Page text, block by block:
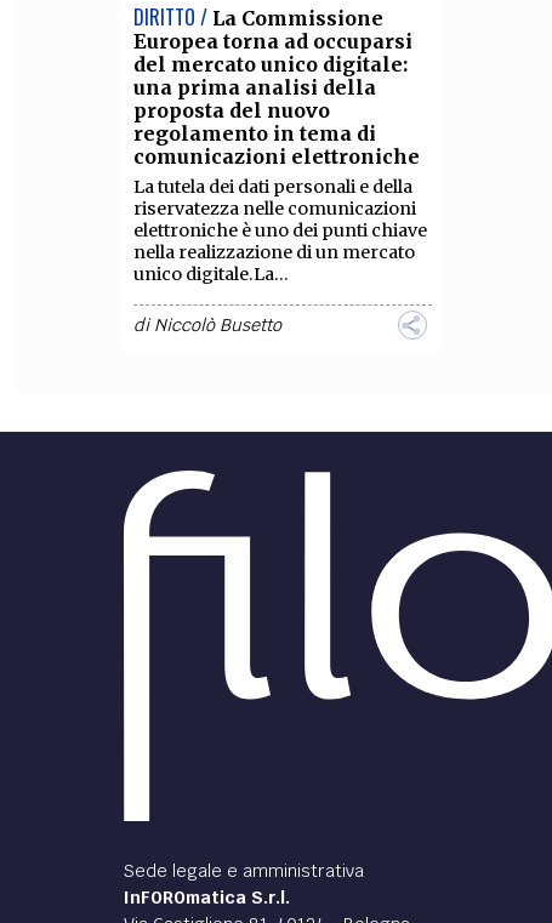
DIRITTO / La Commissione
Europea torna ad occuparsi
del mercato unico digitale:
una prima analisi della
proposta del nuovo
regolamento in tema di
comunicazioni elettroniche
La tutela dei dati personali e della
riservatezza nelle comunicazioni
elettroniche è uno dei punti chiave
nella realizzazione di un mercato
unico digitale.La...
diNiccolò Busetto
Sede legale e amministrativa
InFOROmatica S.r.l.